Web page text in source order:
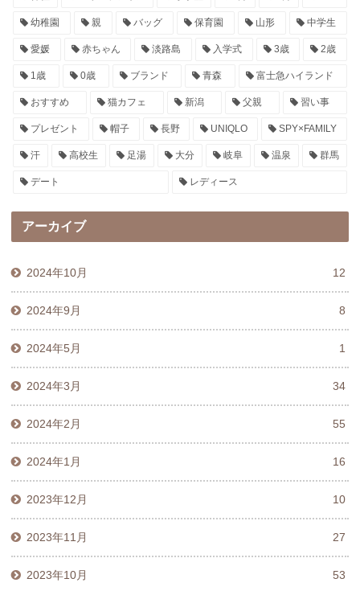
幼稚園 親 バッグ 保育園 山形 中学生
愛媛 赤ちゃん 淡路島 入学式 3歳 2歳
1歳 0歳 ブランド 青森 富士急ハイランド
おすすめ 猫カフェ 新潟 父親 習い事
プレゼント 帽子 長野 UNIQLO SPY×FAMILY
汗 高校生 足湯 大分 岐阜 温泉 群馬
デート レディース
アーカイブ
2024年10月 12
2024年9月 8
2024年5月 1
2024年3月 34
2024年2月 55
2024年1月 16
2023年12月 10
2023年11月 27
2023年10月 53